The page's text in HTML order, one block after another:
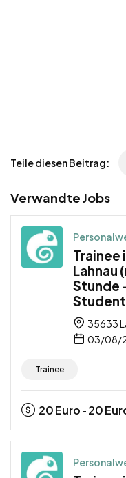
Teile diesen Beitrag:
Verwandte Jobs
Trainee
Stunde
35633
03/08/
Trainee
20Euro - 20